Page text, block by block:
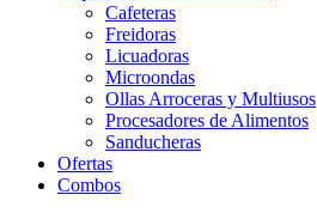
Cafeteras
Freidoras
Licuadoras
Microondas
Ollas Arroceras y Multiusos
Procesadores de Alimentos
Sanducheras
Ofertas
Combos